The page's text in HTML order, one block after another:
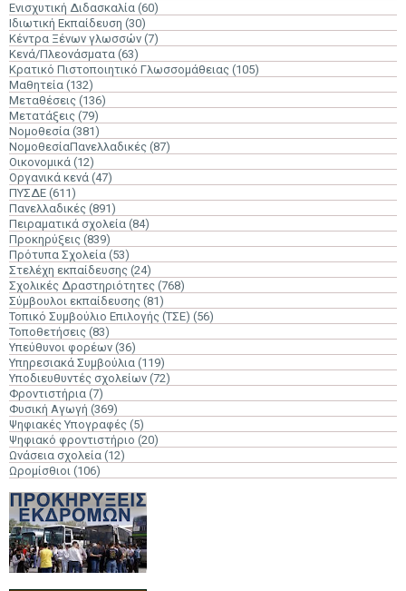
Ενισχυτική Διδασκαλία (60)
Ιδιωτική Εκπαίδευση (30)
Κέντρα Ξένων γλωσσών (7)
Κενά/Πλεονάσματα (63)
Κρατικό Πιστοποιητικό Γλωσσομάθειας (105)
Μαθητεία (132)
Μεταθέσεις (136)
Μετατάξεις (79)
Νομοθεσία (381)
ΝομοθεσίαΠανελλαδικές (87)
Οικονομικά (12)
Οργανικά κενά (47)
ΠΥΣΔΕ (611)
Πανελλαδικές (891)
Πειραματικά σχολεία (84)
Προκηρύξεις (839)
Πρότυπα Σχολεία (53)
Στελέχη εκπαίδευσης (24)
Σχολικές Δραστηριότητες (768)
Σύμβουλοι εκπαίδευσης (81)
Τοπικό Συμβούλιο Επιλογής (ΤΣΕ) (56)
Τοποθετήσεις (83)
Υπεύθυνοι φορέων (36)
Υπηρεσιακά Συμβούλια (119)
Υποδιευθυντές σχολείων (72)
Φροντιστήρια (7)
Φυσική Αγωγή (369)
Ψηφιακές Υπογραφές (5)
Ψηφιακό φροντιστήριο (20)
Ωνάσεια σχολεία (12)
Ωρομίσθιοι (106)